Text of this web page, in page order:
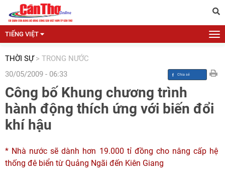
TIẾNG VIỆT
THỜI SỰ > TRONG NƯỚC
30/05/2009 - 06:33
Công bố Khung chương trình
hành động thích ứng với biến đổi
khí hậu
* Nhà nước sẽ dành hơn 19.000 tỉ đồng cho nâng cấp hệ
thống đê biển từ Quảng Ngãi đến Kiên Giang